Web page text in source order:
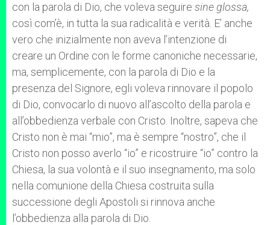
con la parola di Dio, che voleva seguire sine glossa,
così com’è, in tutta la sua radicalità e verità. E’ anche
vero che inizialmente non aveva l’intenzione di
creare un Ordine con le forme canoniche necessarie,
ma, semplicemente, con la parola di Dio e la
presenza del Signore, egli voleva rinnovare il popolo
di Dio, convocarlo di nuovo all’ascolto della parola e
all’obbedienza verbale con Cristo. Inoltre, sapeva che
Cristo non è mai “mio”, ma è sempre “nostro”, che il
Cristo non posso averlo “io” e ricostruire “io” contro la
Chiesa, la sua volontà e il suo insegnamento, ma solo
nella comunione della Chiesa costruita sulla
successione degli Apostoli si rinnova anche
l’obbedienza alla parola di Dio.